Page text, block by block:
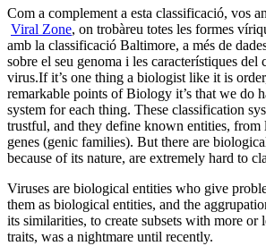
Com a complement a esta classificació, vos
Viral Zone, on trobàreu totes les formes
amb la classificació Baltimore, a més de
sobre el seu genoma i les característiques del
virus.If it’s one thing a biologist like it is
remarkable points of Biology it’s that we do
system for each thing. These classification
trustful, and they define known entities,
genes (genic families). But there are
because of its nature, are extremely hard to
Viruses are biological entities who give
them as biological entities, and the
its similarities, to create subsets with more or
traits, was a nightmare until recently.